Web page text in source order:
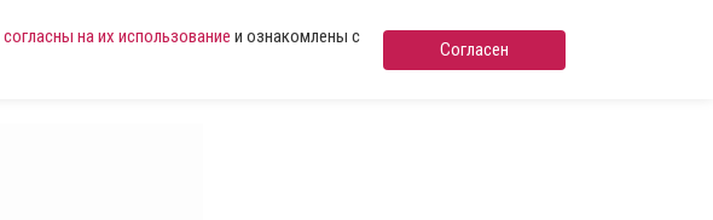
согласны на их использование и ознакомлены с
Согласен